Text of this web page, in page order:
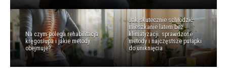
Na czym polega rehabilitacja
kręgosłupa i jakie metody
obejmuje?
Jak skutecznie schłodzić
mieszkanie latem bez
klimatyzacji: sprawdzone
metody i najczęstsze pułapki
do uniknięcia